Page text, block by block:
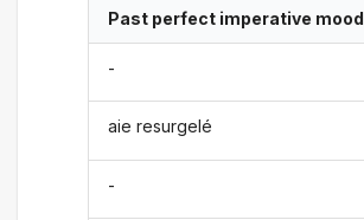
Past perfect imperative mood
-
aie resurgelé
-